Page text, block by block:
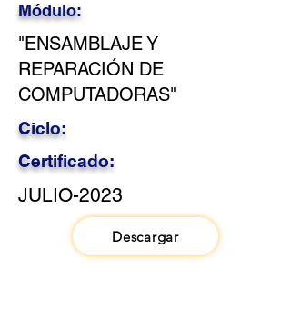
Módulo:
"ENSAMBLAJE Y
REPARACIÓN DE
COMPUTADORAS"
Ciclo:
Certificado:
JULIO-2023
Descargar